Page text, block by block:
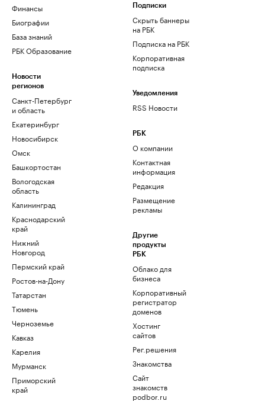
Финансы
Биографии
База знаний
РБК Образование
Новости
регионов
Санкт-Петербург
и область
Екатеринбург
Новосибирск
Омск
Башкортостан
Вологодская
область
Калининград
Краснодарский
край
Нижний
Новгород
Пермский край
Ростов-на-Дону
Татарстан
Тюмень
Черноземье
Кавказ
Карелия
Мурманск
Приморский
край
Подписки
Скрыть баннеры
на РБК
Подписка на РБК
Корпоративная
подписка
Уведомления
RSS Новости
РБК
О компании
Контактная
информация
Редакция
Размещение
рекламы
Другие
продукты
РБК
Облако для
бизнеса
Корпоративный
регистратор
доменов
Хостинг
сайтов
Рег.решения
Знакомства
Сайт
знакомств
podbor.ru